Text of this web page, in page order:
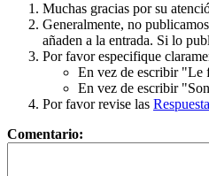
Muchas gracias por su
Generalmente, no
añaden a la entrada. Si lo
Por favor especifique
En vez de escribir "Le
En vez de escribir
Por favor revise las
Comentario: